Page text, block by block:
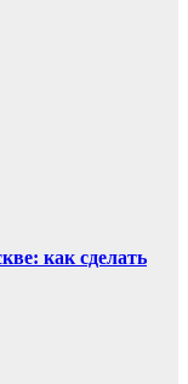
как сделать